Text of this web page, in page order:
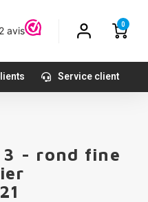
0
Service client
- rond fine